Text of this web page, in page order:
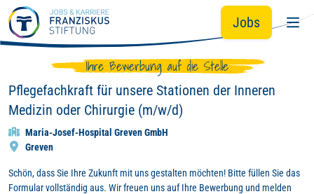
Zum Hauptinhalt springen Jobs
Ihre Bewerbung auf die Stelle
Pflegefachkraft für unsere Stationen der Inneren
Medizin oder Chirurgie (m/w/d)
Maria-Josef-Hospital Greven GmbH
Greven
Schön, dass Sie Ihre Zukunft mit uns gestalten möchten! Bitte füllen Sie das
Formular vollständig aus. Wir freuen uns auf Ihre Bewerbung und melden